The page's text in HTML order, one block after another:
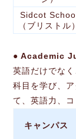
Sidcot
（ブリストル）
● Academic
英語だけでな
科目を学び、
て、英語力、
キャンパス